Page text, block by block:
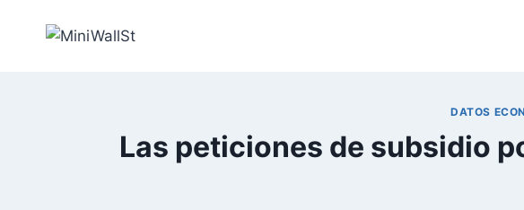
DATOS
Las peticiones de subsidio